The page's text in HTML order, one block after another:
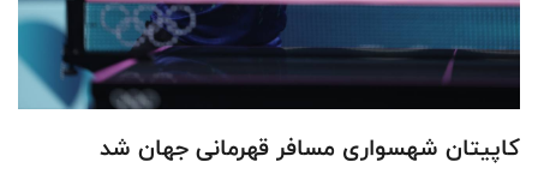
کاپیتان شهسواری مسافر قهرمانی جهان شد